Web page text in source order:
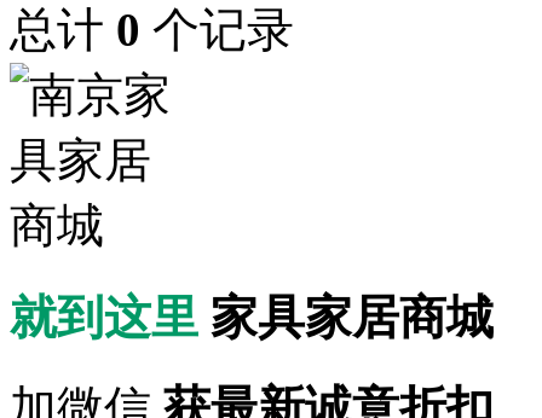
总计 0 个记录
就到这里 家具家居商城